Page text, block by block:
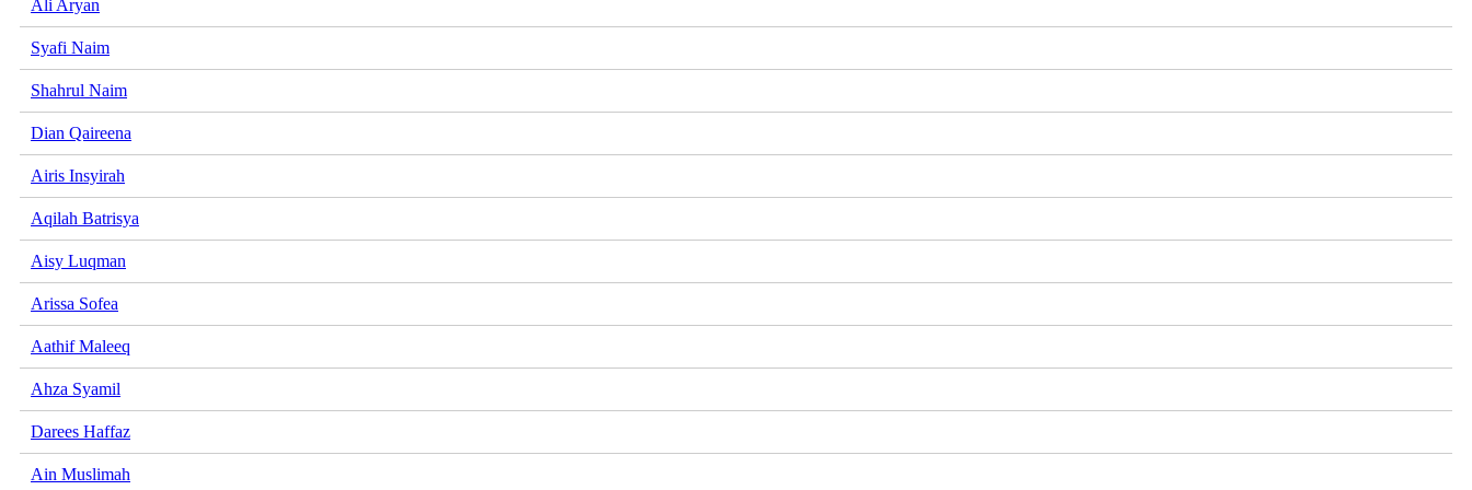
Ali Aryan
Syafi Naim
Shahrul Naim
Dian Qaireena
Airis Insyirah
Aqilah Batrisya
Aisy Luqman
Arissa Sofea
Aathif Maleeq
Ahza Syamil
Darees Haffaz
Ain Muslimah